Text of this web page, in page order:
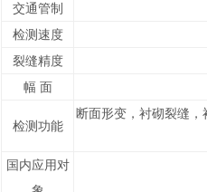
交通管制
检测速度
裂缝精度
幅 面
检测功能
断面形变，衬砌裂缝
国内应用对